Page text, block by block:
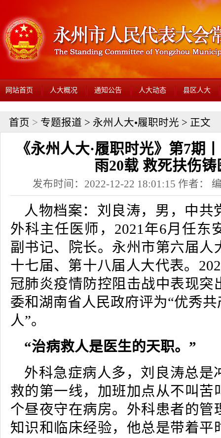
网站首页 人大概况 通知公告 人大动态 县区人大
首页 > 专题报道 > 永州人大•履职时光 > 正文
《永州人大·履职时光》第7期
雨20载 救死扶伤铸
发布时间：2022-12-22 18:01:15 作者：
人物档案： 刘良涛，男，中共
外科主任医师， 2021 年6月任东
副书记、院长。永州市第六届人
十七届、第十八届人大代表。
冠肺炎疫情防控阻击战中表现突
委和湖南省人民政府评为“优秀共
人”。
“治病救人是医生的天职。”
外科急症病人多， 刘良涛总是
救的第一线，加班加点从不叫苦
个昼夜守在病房。外科患者的管
知识和临床经验，他总是带着平